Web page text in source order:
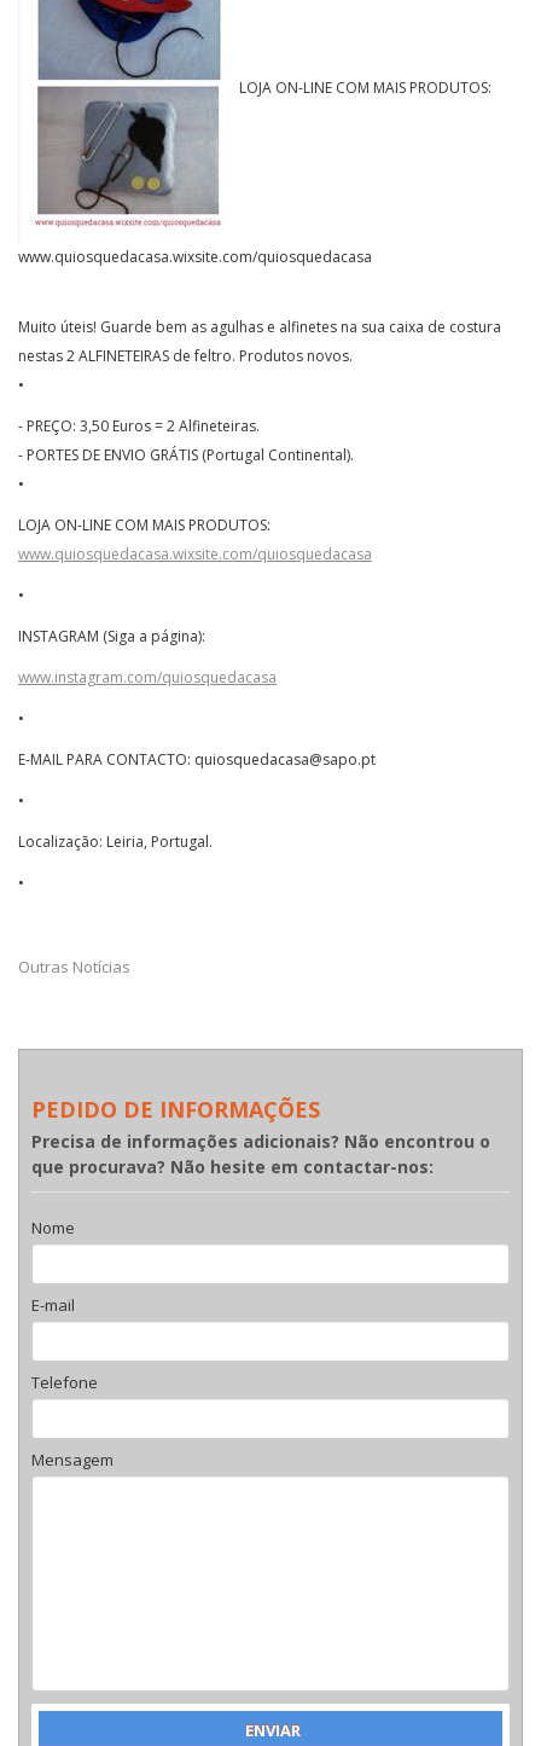
LOJA ON-LINE COM MAIS PRODUTOS:
www.quiosquedacasa.wixsite.com/quiosquedacasa
Muito úteis! Guarde bem as agulhas e alfinetes na sua caixa de costura
nestas 2 ALFINETEIRAS de feltro. Produtos novos.
•
- PREÇO: 3,50 Euros = 2 Alfineteiras.
- PORTES DE ENVIO GRÁTIS (Portugal Continental).
•
LOJA ON-LINE COM MAIS PRODUTOS:
www.quiosquedacasa.wixsite.com/quiosquedacasa
•
INSTAGRAM (Siga a página):
www.instagram.com/quiosquedacasa
•
E-MAIL PARA CONTACTO: quiosquedacasa@sapo.pt
•
Localização: Leiria, Portugal.
•
Outras Notícias
PEDIDO DE INFORMAÇÕES
Precisa de informações adicionais? Não encontrou o
que procurava? Não hesite em contactar-nos:
Nome
E-mail
Telefone
Mensagem